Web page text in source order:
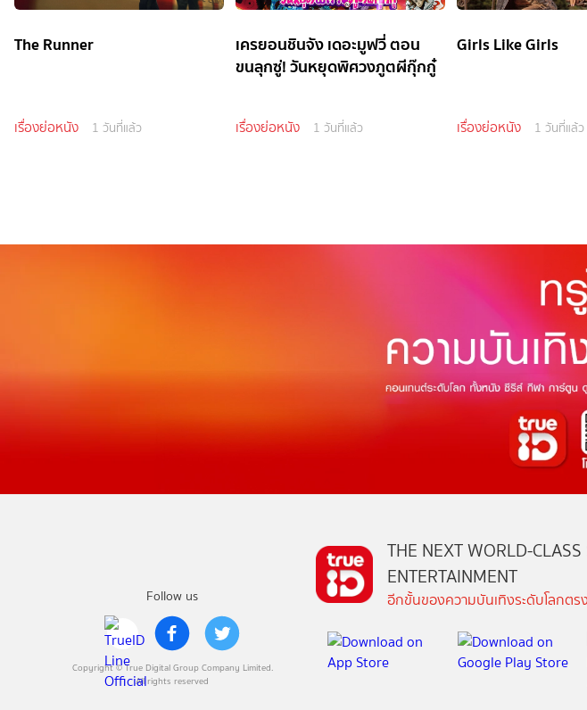
The Runner
เรื่องย่อหนัง 1 วันที่แล้ว
เครยอนชินจัง เดอะมูฟวี่ ตอน
ขนลุกซู่! วันหยุดพิศวงภูตผีกุ๊กกู๋
เรื่องย่อหนัง 1 วันที่แล้ว
Girls Like Girls
เรื่องย่อหนัง 1 วันที่แล้ว
Follow us
Copyright © True Digital Group Company Limited.
All rights reserved
THE NEXT WORLD-
ENTERTAINMENT
อีกขั้นของความบันเทิงระดับโลกตร